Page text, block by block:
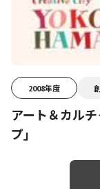
2008年度
アート＆カル
プ」